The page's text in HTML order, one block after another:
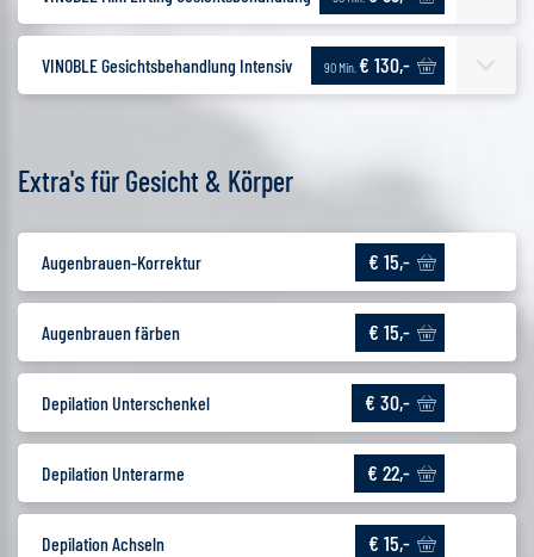
VINOBLE Gesichtsbehandlung Intensiv 90 Min. € 130,-
Extra's für Gesicht & Körper
Augenbrauen-Korrektur € 15,-
Augenbrauen färben € 15,-
Depilation Unterschenkel € 30,-
Depilation Unterarme € 22,-
Depilation Achseln € 15,-